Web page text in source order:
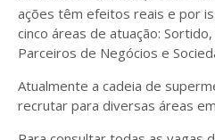
ações têm efeitos reais e por
cinco áreas de atuação:
Parceiros de Negócios e
Atualmente a cadeia de
recrutar para diversas áreas